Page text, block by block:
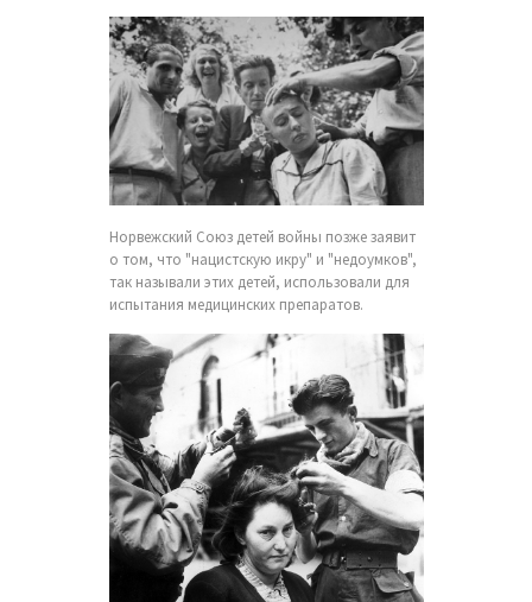
Норвежский Союз детей войны позже заявит
о том, что "нацистскую икру" и "недоумков",
так называли этих детей, использовали для
испытания медицинских препаратов.